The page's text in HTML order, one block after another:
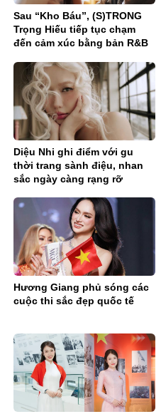
Sau “Kho Báu”, (S)TRONG
Trọng Hiếu tiếp tục chạm
đến cảm xúc bằng bản R&B
Diệu Nhi ghi điểm với gu
thời trang sành điệu, nhan
sắc ngày càng rạng rỡ
Hương Giang phủ sóng các
cuộc thi sắc đẹp quốc tế